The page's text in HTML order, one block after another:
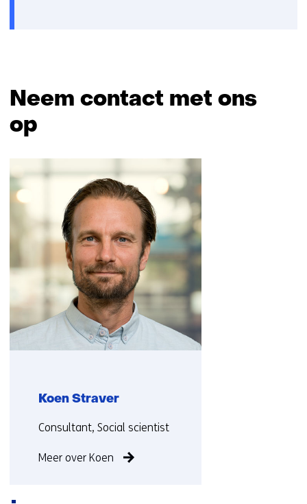
Neem contact met ons
op
over
(Neem
contact
met
ons
op)
Koen Straver
Functie:
Consultant, Social scientist
Meer over Koen